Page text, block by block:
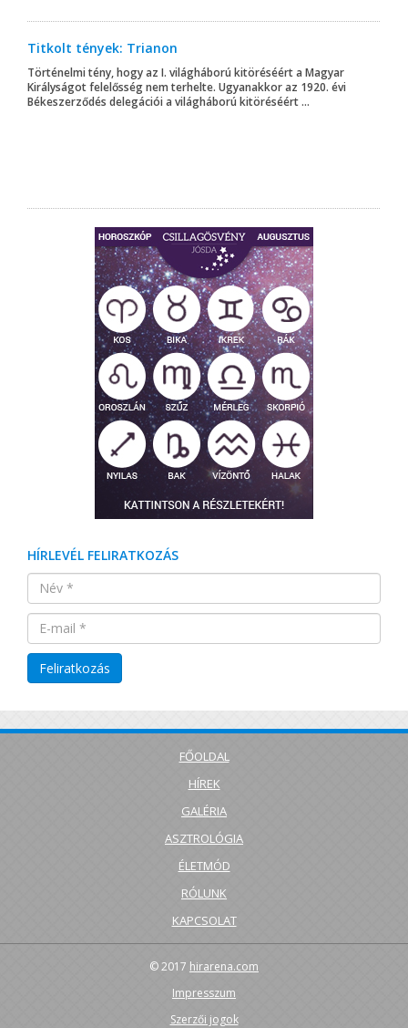
Titkolt tények: Trianon
Történelmi tény, hogy az I. világháború kitöréséért a Magyar
Királyságot felelősség nem terhelte. Ugyanakkor az 1920. évi
Békeszerződés delegációi a világháború kitöréséért ...
HÍRLEVÉL FELIRATKOZÁS
FŐOLDAL
HÍREK
GALÉRIA
ASZTROLÓGIA
ÉLETMÓD
RÓLUNK
KAPCSOLAT
© 2017 hirarena.com
Impresszum
Szerzői jogok